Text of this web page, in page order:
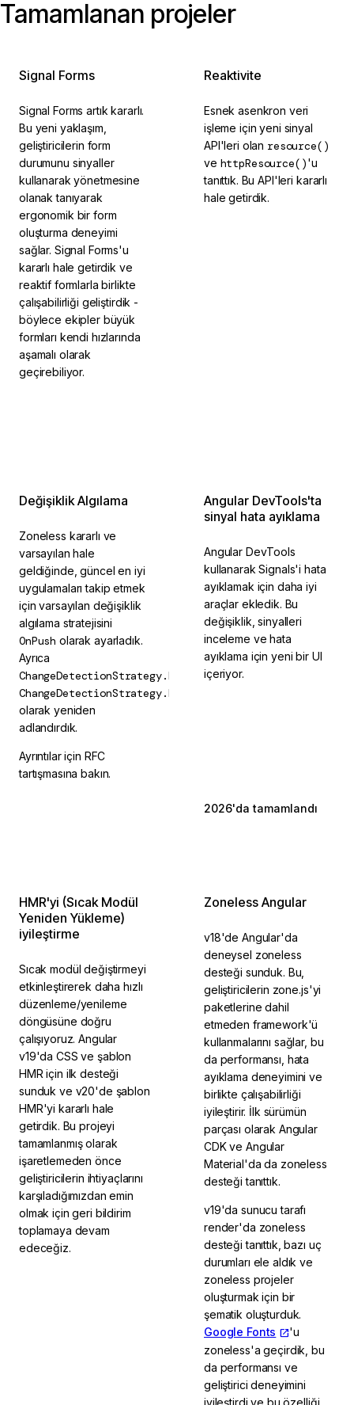
Tamamlanan projeler
Signal Forms
Signal Forms artık kararlı.
Bu yeni yaklaşım,
geliştiricilerin form
durumunu sinyaller
kullanarak yönetmesine
olanak tanıyarak
ergonomik bir form
oluşturma deneyimi
sağlar. Signal Forms'u
kararlı hale getirdik ve
reaktif formlarla birlikte
çalışabilirliği geliştirdik -
böylece ekipler büyük
formları kendi hızlarında
aşamalı olarak
geçirebiliyor.
Reaktivite
Esnek asenkron veri
işleme için yeni sinyal
API'leri olan resource()
ve httpResource()'u
tanıttık. Bu API'leri kararlı
hale getirdik.
Değişiklik Algılama
Zoneless kararlı ve
varsayılan hale
geldiğinde, güncel en iyi
uygulamaları takip etmek
için varsayılan değişiklik
algılama stratejisini
OnPush olarak ayarladık.
Ayrıca
ChangeDetectionStrategy.Default'u
ChangeDetectionStrategy.Eager
olarak yeniden
adlandırdık.
Ayrıntılar için RFC
tartışmasına bakın.
Angular DevTools'ta
sinyal hata ayıklama
Angular DevTools
kullanarak Signals'i hata
ayıklamak için daha iyi
araçlar ekledik. Bu
değişiklik, sinyalleri
inceleme ve hata
ayıklama için yeni bir UI
içeriyor.
2026'da tamamlandı
HMR'yi (Sıcak Modül
Yeniden Yükleme)
iyileştirme
Sıcak modül değiştirmeyi
etkinleştirerek daha hızlı
düzenleme/yenileme
döngüsüne doğru
çalışıyoruz. Angular
v19'da CSS ve şablon
HMR için ilk desteği
sunduk ve v20'de şablon
HMR'yi kararlı hale
getirdik. Bu projeyi
tamamlanmış olarak
işaretlemeden önce
geliştiricilerin ihtiyaçlarını
karşıladığımızdan emin
olmak için geri bildirim
toplamaya devam
edeceğiz.
Zoneless Angular
v18'de Angular'da
deneysel zoneless
desteği sunduk. Bu,
geliştiricilerin zone.js'yi
paketlerine dahil
etmeden framework'ü
kullanmalarını sağlar, bu
da performansı, hata
ayıklama deneyimini ve
birlikte çalışabilirliği
iyileştirir. İlk sürümün
parçası olarak Angular
CDK ve Angular
Material'da da zoneless
desteği tanıttık.
v19'da sunucu tarafı
render'da zoneless
desteği tanıttık, bazı uç
durumları ele aldık ve
zoneless projeler
oluşturmak için bir
şematik oluşturduk.
Google Fonts
'u
zoneless'a geçirdik, bu
da performansı ve
geliştirici deneyimini
iyileştirdi ve bu özelliği